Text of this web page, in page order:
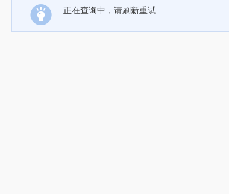
正在查询中，请刷新重试